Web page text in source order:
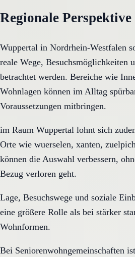
Regionale
Wuppertal in Nordrhein-Westfalen
reale Wege, Besuchsmöglichkeiten
betrachtet werden. Bereiche wie
Wohnlagen können im Alltag
Voraussetzungen mitbringen.
im Raum Wuppertal lohnt sich
Orte wie wuerselen, xanten,
können die Auswahl verbessern,
Bezug verloren geht.
Lage, Besuchswege und soziale
eine größere Rolle als bei stärker
Wohnformen.
Bei Seniorenwohngemeinschaften